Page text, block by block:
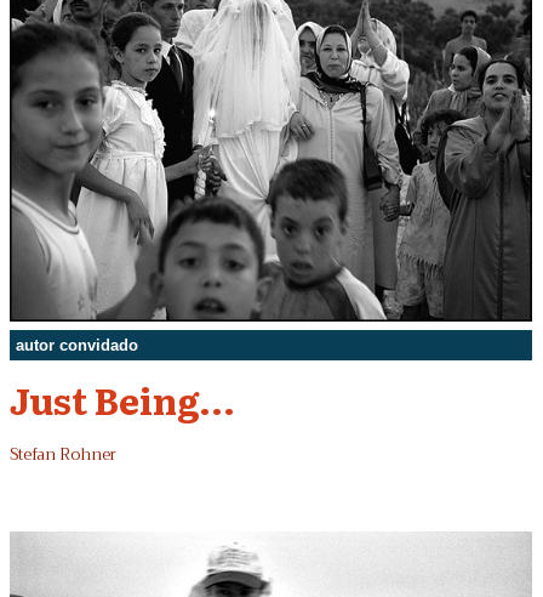
autor convidado
Just Being...
Stefan Rohner